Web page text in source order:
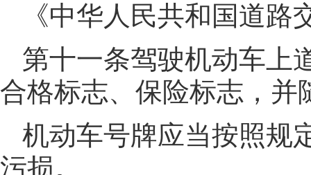
《中华人民共和国道路
第十一条驾驶机动车上
合格标志、保险标志，并
机动车号牌应当按照规
污损。